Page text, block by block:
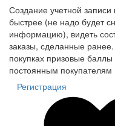
Создание учетной
быстрее (не надо будет
информацию), видеть
заказы, сделанные
покупках призовые
постоянным
Регистрация